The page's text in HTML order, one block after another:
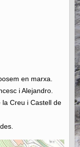
en marxa.
i Alejandro.
Creu i Castell de